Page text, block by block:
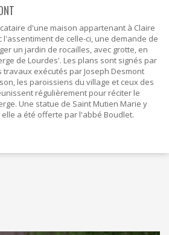
d'une maison appartenant à Claire
de celle-ci, une demande de
un jardin de rocailles, avec grotte, en
de Lourdes'. Les plans sont signés par
exécutés par Joseph Desmont
les paroissiens du village et ceux des
régulièrement pour réciter le
Une statue de Saint Mutien Marie y
a été offerte par l'abbé Boudlet.